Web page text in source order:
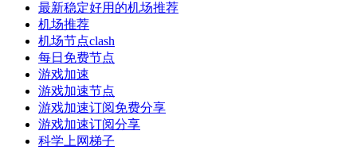
最新稳定好用的机场推荐
机场推荐
机场节点clash
每日免费节点
游戏加速
游戏加速节点
游戏加速订阅免费分享
游戏加速订阅分享
科学上网梯子